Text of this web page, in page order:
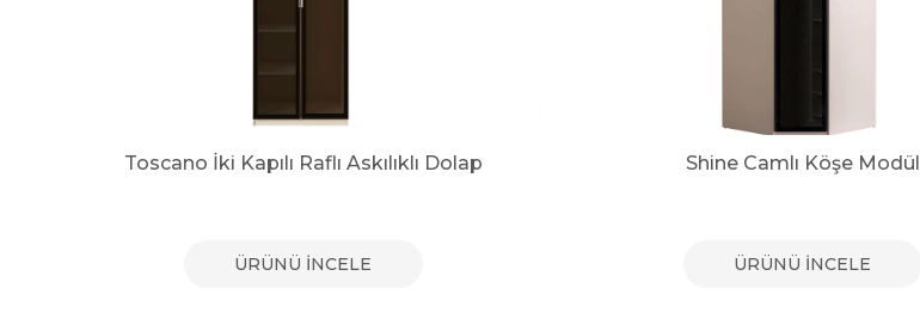
Toscano İki Kapılı Raflı Askılıklı Dolap
ÜRÜNÜ İNCELE
Shine Camlı Köşe Modül
ÜRÜNÜ İNCELE